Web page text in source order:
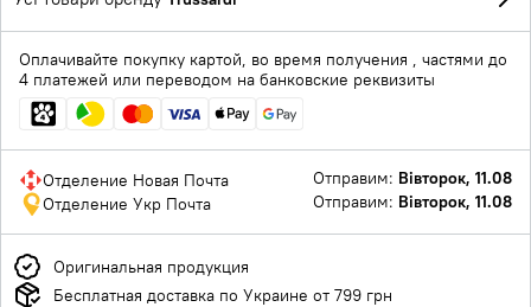
Оплачивайте покупку картой, во время получения , частями до
4 платежей или переводом на банковские реквизиты
Отделение Новая Почта Отправим: Вівторок, 11.08
Отделение Укр Почта
Отправим: Вівторок, 11.08
Оригинальная продукция
Бесплатная доставка по Украине от 799 грн